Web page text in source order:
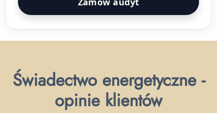
Świadectwo energetyczne -
opinie klientów